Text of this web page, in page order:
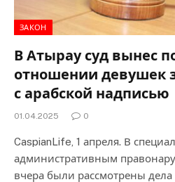
ЗАКОН
В Атырау суд вынес
отношении девушек
с арабской надписью
01.04.2025 0
CaspianLife, 1 апреля. В
административным
вчера были рассмотрены